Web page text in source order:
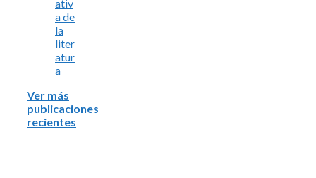
ativ
a de
la
liter
atur
a
Ver más
publicaciones
recientes